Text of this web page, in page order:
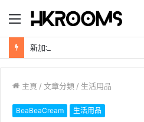
目
錄
主頁 / 文章分類 / 生活用品
BeaBeaCream 生活用品